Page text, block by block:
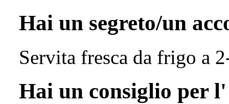
Hai un segreto/un
Servita fresca da frigo a
Hai un consiglio per